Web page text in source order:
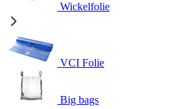
Wickelfolie
VCI Folie
Big bags